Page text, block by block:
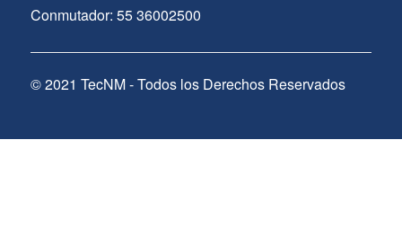
Conmutador: 55 36002500
© 2021 TecNM - Todos los Derechos Reservados